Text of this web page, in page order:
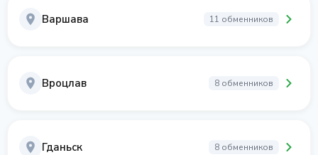
Варшава 11 обменников
Вроцлав 8 обменников
Гданьск 8 обменников